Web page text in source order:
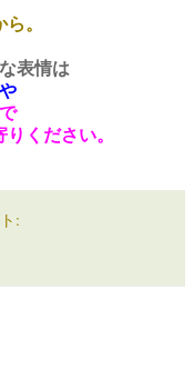
。
表情は
や
で
ください。
: